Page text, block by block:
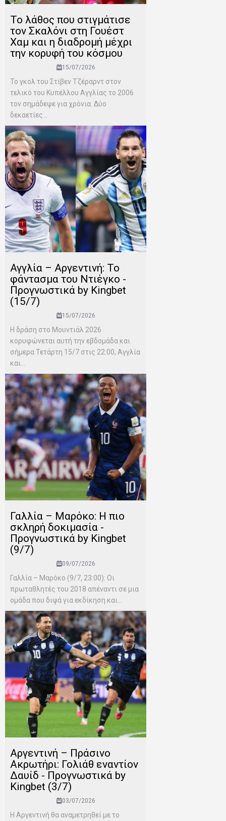
Το λάθος που στιγμάτισε
τον Σκαλόνι στη Γουέστ
Χαμ και η διαδρομή μέχρι
την κορυφή του κόσμου
15/07/2026
Το γκολ του Στίβεν Τζέραρντ στον
τελικό του Κυπέλλου Αγγλίας το 2006
τον σημάδεψε για χρόνια. Δύο
δεκαετίες...
Αγγλία – Αργεντινή: Το
φάντασμα του Ντιέγκο -
Προγνωστικά by Kingbet
(15/7)
15/07/2026
Η δράση στο Μουντιάλ 2026
κορυφώνεται αυτή την εβδομάδα και
σήμερα Τετάρτη 15/7 στις 22:00, Αγγλία
και...
Γαλλία – Μαρόκο: Η πιο
σκληρή δοκιμασία -
Προγνωστικά by Kingbet
(9/7)
09/07/2026
Γαλλία – Μαρόκο (9/7, 23:00): Οι
πρωταθλητές του 2018 απέναντι σε μια
ομάδα που διψά για εκδίκηση και...
Αργεντινή – Πράσινο
Ακρωτήρι: Γολιάθ εναντίον
Δαυίδ - Προγνωστικά by
Kingbet (3/7)
03/07/2026
Η Αργεντινή θα αναμετρηθεί με το